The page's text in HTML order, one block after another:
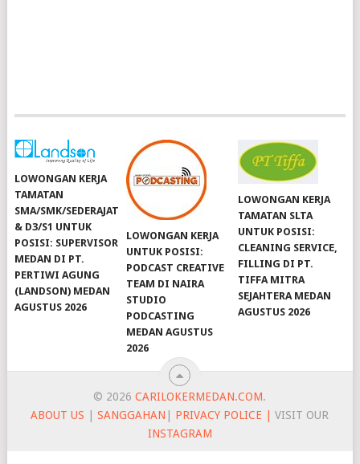
LOWONGAN KERJA
TAMATAN
SMA/SMK/SEDERAJAT
& D3/S1 UNTUK
POSISI: SUPERVISOR
MEDAN DI PT.
PERTIWI AGUNG
(LANDSON) MEDAN
AGUSTUS 2026
LOWONGAN KERJA
UNTUK POSISI:
PODCAST CREATIVE
TEAM DI NAIRA
STUDIO
PODCASTING
MEDAN AGUSTUS
2026
LOWONGAN KERJA
TAMATAN SLTA
UNTUK POSISI:
CLEANING SERVICE,
FILLING DI PT.
TIFFA MITRA
SEJAHTERA MEDAN
AGUSTUS 2026
© 2026CARILOKERMEDAN.COM.
ABOUT US |SANGGAHAN PRIVACY POLICE |
VISIT OUR
INSTAGRAM